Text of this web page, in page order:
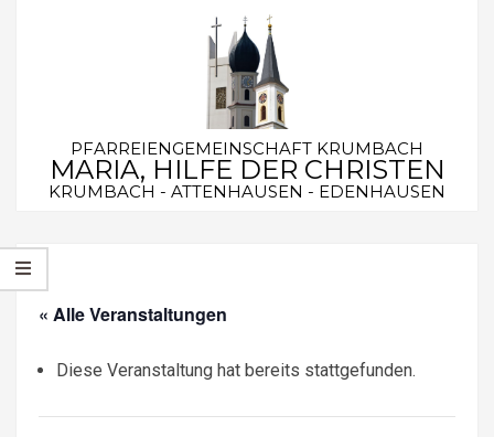
PFARREIENGEMEINSCHAFT KRUMBACH
MARIA, HILFE DER CHRISTEN
KRUMBACH - ATTENHAUSEN - EDENHAUSEN
Navigation
Menu
« Alle Veranstaltungen
Diese Veranstaltung hat bereits stattgefunden.